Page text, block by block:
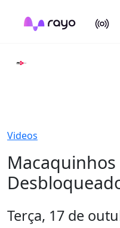
On Air
Videos
Macaquinhos
Terça, 17 de